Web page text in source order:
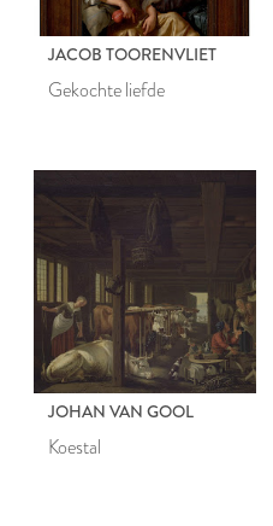
JACOB TOORENVLIET
Gekochte liefde
JOHAN VAN GOOL
Koestal